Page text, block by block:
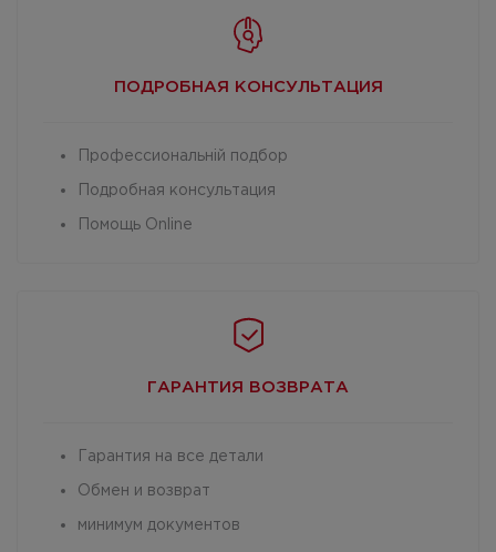
ПОДРОБНАЯ КОНСУЛЬТАЦИЯ
Профессиональній подбор
Подробная консультация
Помощь Online
ГАРАНТИЯ ВОЗВРАТА
Гарантия на все детали
Обмен и возврат
минимум документов